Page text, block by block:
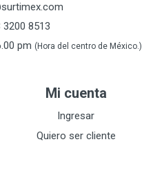
3200 8513
pm (Hora del centro de México.)
Mi cuenta
Ingresar
Quiero ser cliente